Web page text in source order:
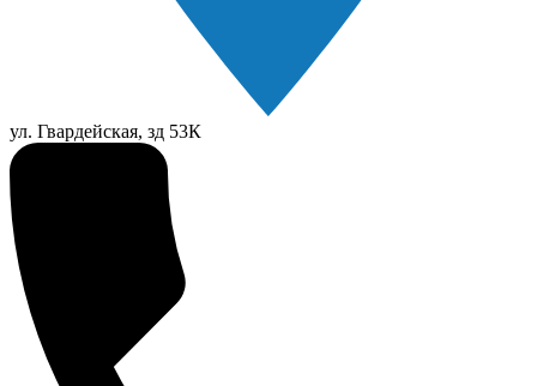
ул. Гвардейская, зд 53К